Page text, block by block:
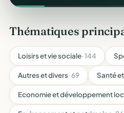
Thématiques
Loisirs et vie sociale· 144
Autres et divers· 69 Santé
Economie et développement